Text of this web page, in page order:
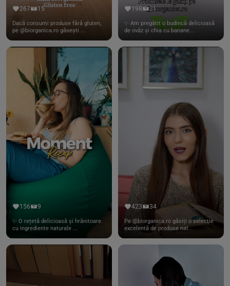
267 15
Dacă consumi produse fără gluten,
pe @biorganica.ro găsești ...
198 21
✨ Am pregătit o budincă delicioasă
de ovăz și chia cu banane...
156 9
✨ O rețetă delicioasă și hrănitoare
cu ingrediente naturale ...
423 34
Pe @biorganica.ro găsiți o selecție
excelentă de produse nat...